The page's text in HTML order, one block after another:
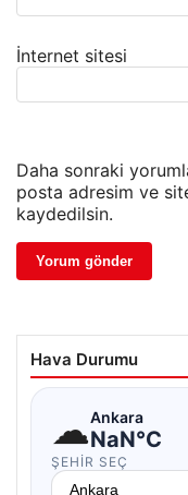
İnternet sitesi
Daha sonraki
posta adresim ve
kaydedilsin.
Hava Durumu
☁Ankara
NaN°C
ŞEHIR SEÇ